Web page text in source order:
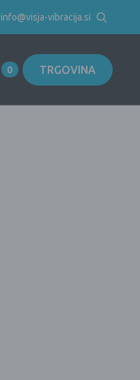
info@visja-vibracija.si
Search
for:
0 TRGOVINA